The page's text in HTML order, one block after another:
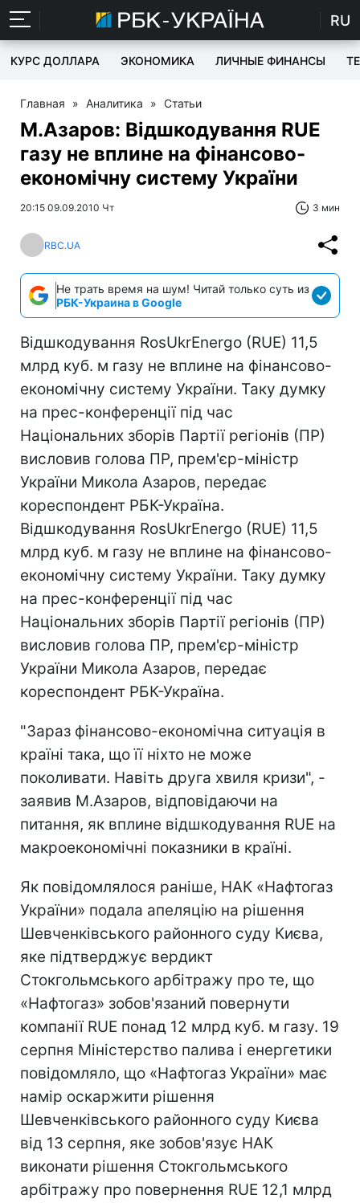
RU
КУРС ДОЛЛАРА ЭКОНОМИКА ЛИЧНЫЕ ФИНАНСЫ
Главная » Аналитика » Статьи
М.Азаров: Відшкодування RUE
газу не вплине на фінансово-
економічну систему України
20:15 09.09.2010 Чт 3 мин
RBC.UA
Не трать время на шум! Читай только суть из
РБК-Украина в Google
Відшкодування RosUkrEnergo (RUE) 11,5
млрд куб. м газу не вплине на фінансово-
економічну систему України. Таку думку
на прес-конференції під час
Національних зборів Партії регіонів (ПР)
висловив голова ПР, прем'єр-міністр
України Микола Азаров, передає
кореспондент РБК-Україна.
Відшкодування RosUkrEnergo (RUE) 11,5
млрд куб. м газу не вплине на фінансово-
економічну систему України. Таку думку
на прес-конференції під час
Національних зборів Партії регіонів (ПР)
висловив голова ПР, прем'єр-міністр
України Микола Азаров, передає
кореспондент РБК-Україна.
"Зараз фінансово-економічна ситуація в
країні така, що її ніхто не може
поколивати. Навіть друга хвиля кризи", -
заявив М.Азаров, відповідаючи на
питання, як вплине відшкодування RUE на
макроекономічні показники в країні.
Як повідомлялося раніше, НАК «Нафтогаз
України» подала апеляцію на рішення
Шевченківського районного суду Києва,
яке підтверджує вердикт
Стокгольмського арбітражу про те, що
«Нафтогаз» зобов'язаний повернути
компанії RUE понад 12 млрд куб. м газу. 19
серпня Міністерство палива і енергетики
повідомляло, що «Нафтогаз України» має
намір оскаржити рішення
Шевченківського районного суду Києва
від 13 серпня, яке зобов'язує НАК
виконати рішення Стокгольмського
арбітражу про повернення RUE 12,1 млрд